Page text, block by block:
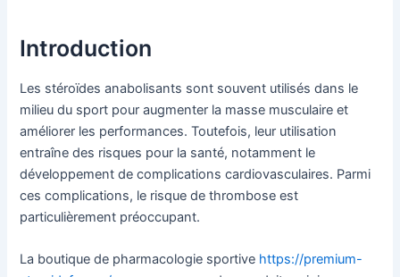
Introduction
Les stéroïdes anabolisants sont souvent utilisés dans le
milieu du sport pour augmenter la masse musculaire et
améliorer les performances. Toutefois, leur utilisation
entraîne des risques pour la santé, notamment le
développement de complications cardiovasculaires. Parmi
ces complications, le risque de thrombose est
particulièrement préoccupant.
La boutique de pharmacologie sportive https://premium-